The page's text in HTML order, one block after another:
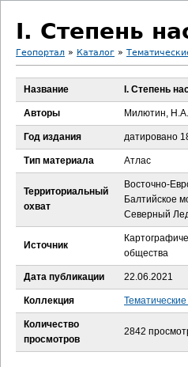
I. Степень
В
ы
д
е
с
ь
Геопортал » Каталог »
Название I. Степень
Авторы Милютин, Н.А.
Год издания датировано
Тип материала Атлас
Территориальный
охват
Восточно-
Балтийское
Северный
Источник
общества
Дата публикации 22.06.2021
Коллекция
Количество
просмотров
2842